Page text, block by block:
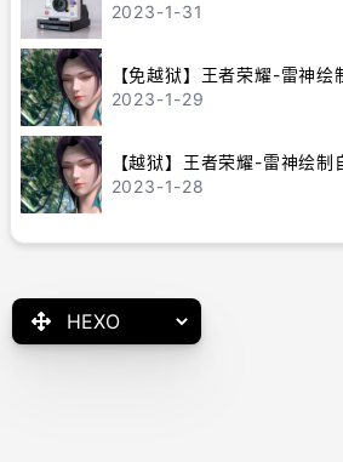
2023-1-31
【免越狱】王者荣耀-雷神绘
2023-1-29
【越狱】王者荣耀-雷神绘制
2023-1-28